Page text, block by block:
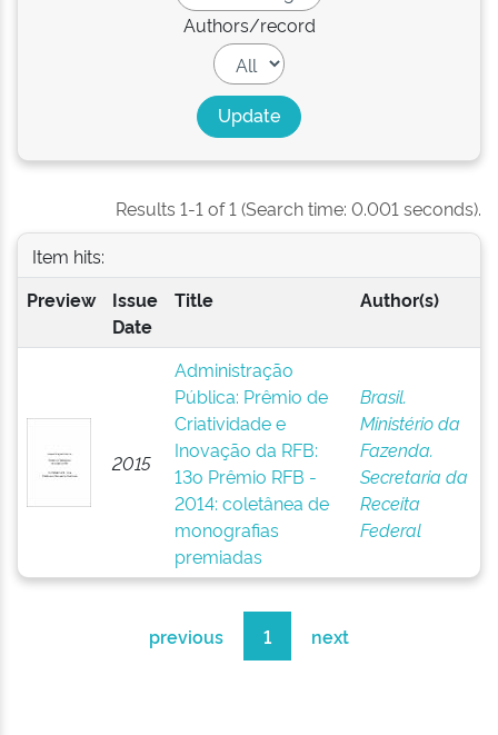
Authors/record
Results 1-1 of 1 (Search time: 0.001 seconds).
Item hits:
Preview
Issue
Date
Title Author(s)
2015
Administração
Pública: Prêmio de
Criatividade e
Inovação da RFB:
13o Prêmio RFB -
2014: coletânea de
monografias
premiadas
Brasil.
Ministério da
Fazenda.
Secretaria da
Receita
Federal
previous 1 next